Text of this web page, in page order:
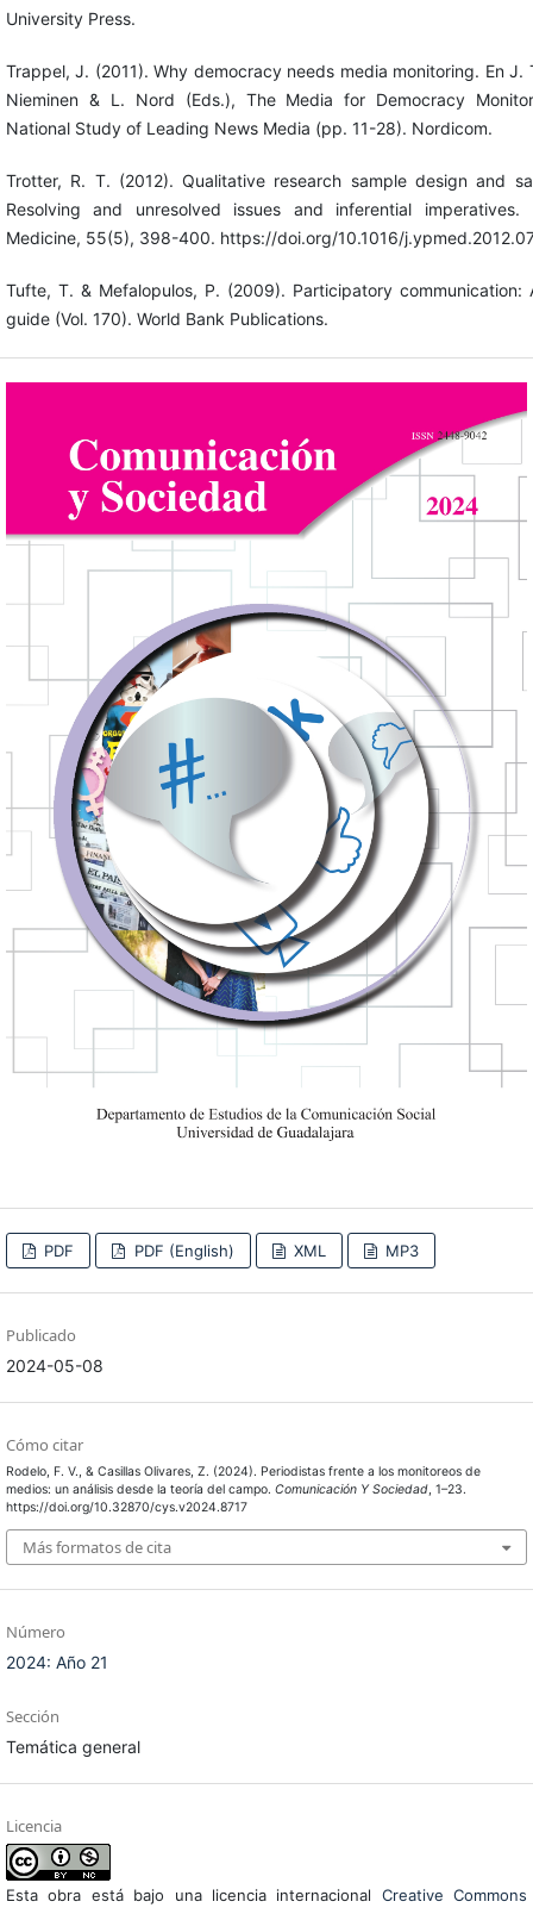
University Press.
Trappel, J. (2011). Why democracy needs media monitoring. En J.
Nieminen & L. Nord (Eds.), The Media for Democracy
National Study of Leading News Media (pp. 11-28). Nordicom.
Trotter, R. T. (2012). Qualitative research sample design and
Resolving and unresolved issues and inferential imperatives.
Medicine, 55(5), 398-400. https://doi.org/10.1016/
Tufte, T. & Mefalopulos, P. (2009). Participatory communication:
guide (Vol. 170). World Bank Publications.
PDF PDF (English) XML MP3
Publicado
2024-05-08
Cómo citar
Rodelo, F. V., & Casillas Olivares, Z. (2024). Periodistas frente a los monitoreos de
medios: un análisis desde la teoría del campo. Comunicación Y Sociedad, 1–23.
https://doi.org/10.32870/cys.v2024.8717
Más formatos de cita
Número
2024: Año 21
Sección
Temática general
Licencia
Esta obra está bajo una licencia internacional Creative Commons